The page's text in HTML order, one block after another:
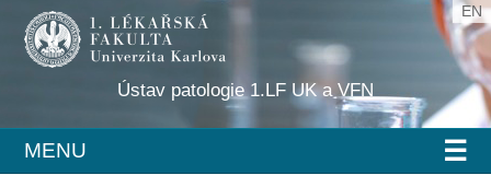
Ústav patologie 1.LF UK a VFN
EN
☰
MENU